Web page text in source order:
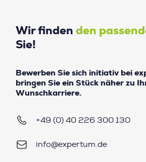
Wir finden den
Sie!
Bewerben Sie sich initiativ bei
bringen Sie ein Stück näher zu
Wunschkarriere.
+49 (0) 40 226 300 130
info@expertum.de